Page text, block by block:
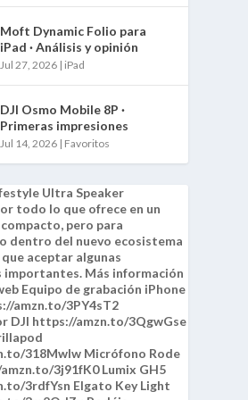
Moft Dynamic Folio para
iPad · Análisis y opinión
Jul 27, 2026 | iPad
DJI Osmo Mobile 8P ·
Primeras impresiones
Jul 14, 2026 | Favoritos